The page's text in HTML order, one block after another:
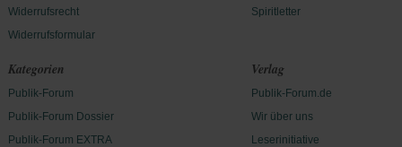
Widerrufsrecht
Widerrufsformular
Spiritletter
Kategorien
Publik-Forum
Publik-Forum Dossier
Publik-Forum EXTRA
Verlag
Publik-Forum.de
Wir über uns
Leserinitiative